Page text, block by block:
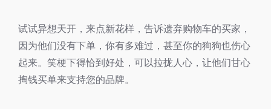
试试异想天开，来点新花样，告诉遗弃购物车的买家，
因为他们没有下单，你有多难过，甚至你的狗狗也伤心
起来。笑梗下得恰到好处，可以拉拢人心，让他们甘心
掏钱买单来支持您的品牌。